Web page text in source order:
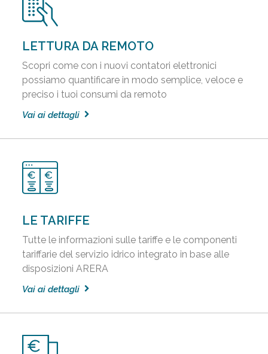
LETTURA DA REMOTO
Scopri come con i nuovi contatori elettronici
possiamo quantificare in modo semplice, veloce e
preciso i tuoi consumi da remoto
Vai ai dettagli
LE TARIFFE
Tutte le informazioni sulle tariffe e le componenti
tariffarie del servizio idrico integrato in base alle
disposizioni ARERA
Vai ai dettagli